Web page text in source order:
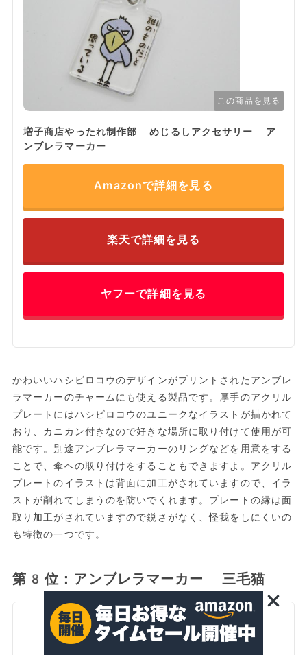
この商品を見る
増子商店やったれ制作部 めじるしアクセサリー ア
ンブレラマーカー
Amazonで詳細を見る
楽天で詳細を見る
ヤフーで詳細を見る
かわいいハシビロコウのデザインがプリントされたアンブレ
ラマーカーのチャームにも使える製品です。厚手のアクリル
プレートにはハシビロコウのユニークなイラストが描かれて
おり、カニカン付きなので好きな場所に取り付けて使用が可
能です。別途アンブレラマーカーのリングなどを用意をする
ことで、傘への取り付けをすることもできますよ。アクリル
プレートのイラストは背面に加工がされていますので、イラ
ストが削れてしまうのを防いでくれます。プレートの縁は面
取り加工がされていますので鋭さがなく、怪我をしにくいの
も特徴の一つです。
第8位：アンブレラマーカー 三毛猫